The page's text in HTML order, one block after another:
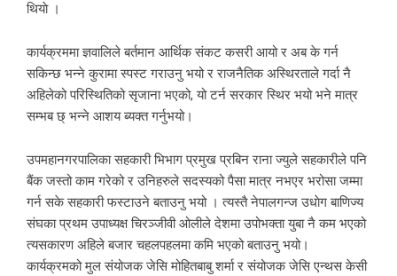
थियाे ।
कार्यक्रममा ज्ञवालिले बर्तमान आर्थिक संकट कसरी आयो र अब के गर्न
सकिन्छ भन्ने कुरामा स्पस्ट गराउनु भयो र राजनैतिक अस्थिरताले गर्दा नै
अहिलेको परिस्थितिको सृजाना भएको, यो टर्न सरकार स्थिर भयो भने मात्र
सम्भब छ् भन्ने आशय ब्यक्त गर्नुभयो।
उपमहानगरपालिका सहकारी भिभाग प्रमुख प्रबिन राना ज्युले सहकारीले पनि
बैंक जस्तो काम गरेको र उनिहरुले सदस्यको पैसा मात्र नभएर भरोसा जम्मा
गर्न सके सहकारी फस्टाउने बताउनु भयो । त्यस्तै नेपालगन्ज उधाेग बाणिज्य
संघका प्रथम उपाध्यक्ष चिरञ्जीवी ओलीले देशमा उपोभक्ता युबा नै कम भएको
त्यसकारण अहिले बजार चहलपहलमा कमि भएको बताउनु भयो।
कार्यक्रमको मुल संयोजक जेसि मोहितबाबु शर्मा र संयोजक जेसि एन्थस केसी